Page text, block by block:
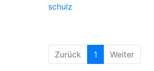
schulz
Zurück 1 (aktuell)
Weiter